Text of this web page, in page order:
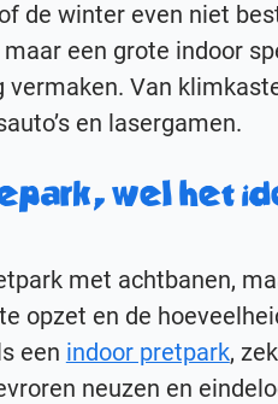
de winter even niet
maar een grote indoor
vermaken. Van
en lasergamen.
wel het
met achtbanen,
opzet en de
een indoor pretpark,
neuzen en